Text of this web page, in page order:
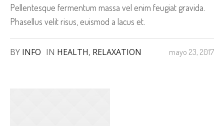
Pellentesque fermentum massa vel enim feugiat gravida.
Phasellus velit risus, euismod a lacus et.
mayo 23, 2017
BY INFO IN HEALTH, RELAXATION